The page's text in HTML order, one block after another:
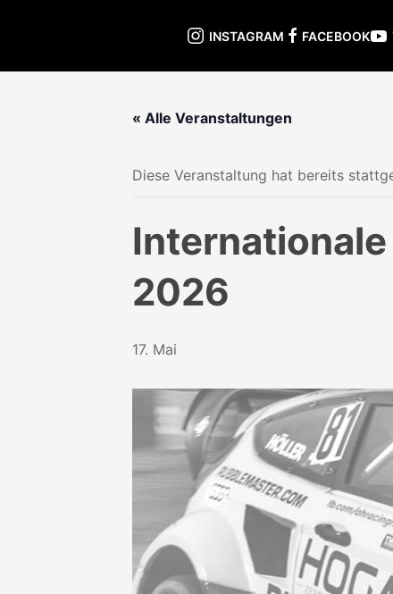
INSTAGRAM FACEBOOK
« Alle Veranstaltungen
Diese Veranstaltung hat bereits
2026
17. Mai